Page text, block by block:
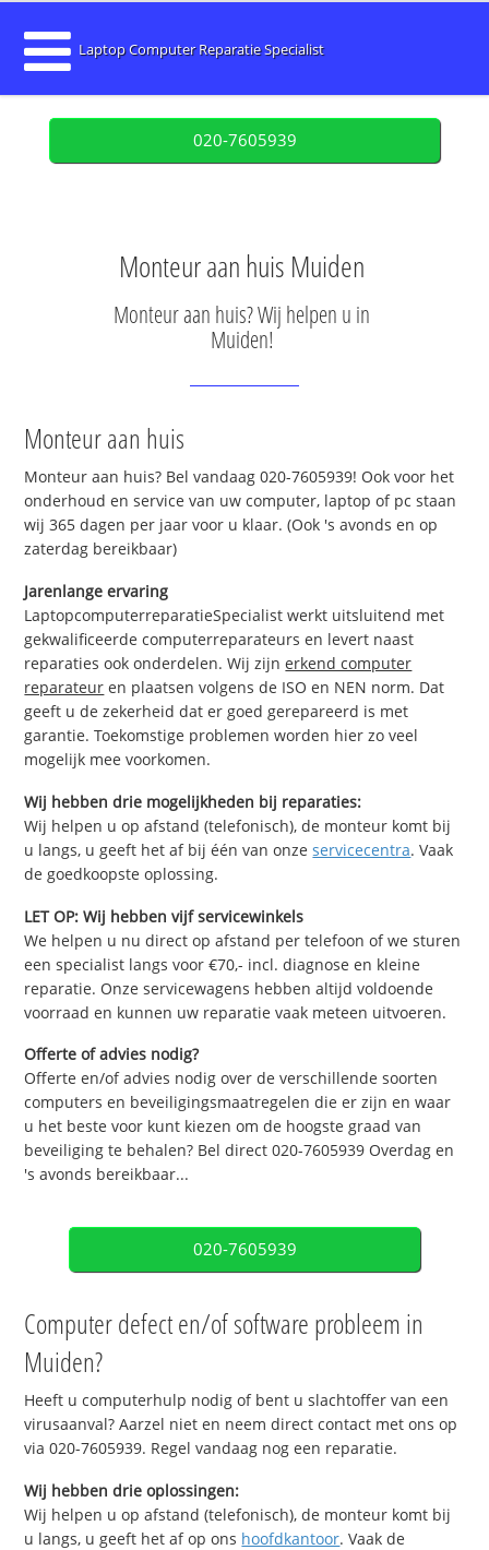
Laptop Computer Reparatie Specialist
020-7605939
Monteur aan huis Muiden
Monteur aan huis? Wij helpen u in
Muiden!
Monteur aan huis
Monteur aan huis? Bel vandaag 020-7605939! Ook voor het
onderhoud en service van uw computer, laptop of pc staan
wij 365 dagen per jaar voor u klaar. (Ook 's avonds en op
zaterdag bereikbaar)
Jarenlange ervaring
LaptopcomputerreparatieSpecialist werkt uitsluitend met
gekwalificeerde computerreparateurs en levert naast
reparaties ook onderdelen. Wij zijnerkend computer
reparateur en plaatsen volgens de ISO en NEN norm. Dat
geeft u de zekerheid dat er goed gerepareerd is met
garantie. Toekomstige problemen worden hier zo veel
mogelijk mee voorkomen.
Wij hebben drie mogelijkheden bij reparaties:
Wij helpen u op afstand (telefonisch), de monteur komt bij
u langs, u geeft het af bij één van onzeservicecentra. Vaak
de goedkoopste oplossing.
LET OP: Wij hebben vijf servicewinkels
We helpen u nu direct op afstand per telefoon of we sturen
een specialist langs voor €70,- incl. diagnose en kleine
reparatie. Onze servicewagens hebben altijd voldoende
voorraad en kunnen uw reparatie vaak meteen uitvoeren.
Offerte of advies nodig?
Offerte en/of advies nodig over de verschillende soorten
computers en beveiligingsmaatregelen die er zijn en waar
u het beste voor kunt kiezen om de hoogste graad van
beveiliging te behalen? Bel direct 020-7605939 Overdag en
's avonds bereikbaar...
020-7605939
Computer defect en/of software probleem in
Muiden?
Heeft u computerhulp nodig of bent u slachtoffer van een
virusaanval? Aarzel niet en neem direct contact met ons op
via 020-7605939. Regel vandaag nog een reparatie.
Wij hebben drie oplossingen:
Wij helpen u op afstand (telefonisch), de monteur komt bij
u langs, u geeft het af op ons hoofdkantoor. Vaak de